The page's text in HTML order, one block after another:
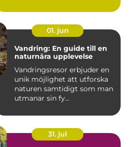
01. jun
Vandring: En guide till en
naturnära upplevelse
Vandringsresor erbjuder en
unik möjlighet att utforska
naturen samtidigt som man
utmanar sin fy...
31. jul